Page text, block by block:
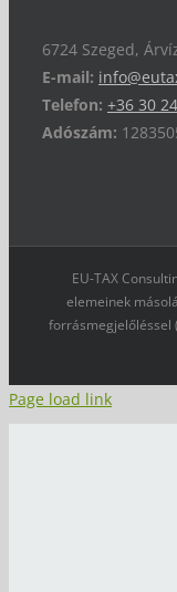
6724 Szeged,
E-mail:
Telefon: +36 30
Adószám:
EU-TAX
elemeinek
forrásmegjelőléssel
Page load link